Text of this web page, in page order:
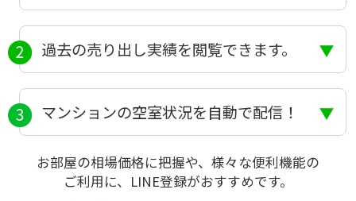
過去の売り出し実績を閲覧できます。
マンションの空室状況を自動で配信！
お部屋の相場価格に把握や、様々な便利機能の
ご利用に、LINE登録がおすすめです。